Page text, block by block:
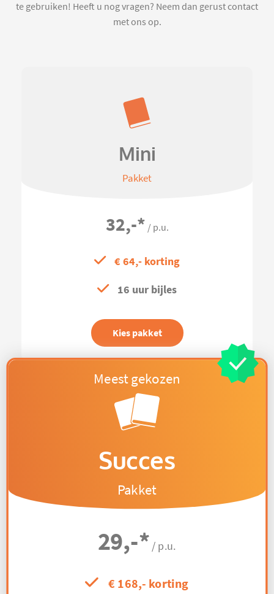
te gebruiken! Heeft u nog vragen? Neem dan gerust contact
met ons op.
Mini
Pakket
32,-* / p.u.
€ 64,- korting
16 uur bijles
Kies pakket
Succes
Pakket
29,-* / p.u.
€ 168,- korting